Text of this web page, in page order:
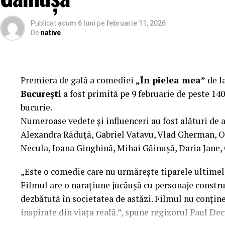
Vrei să faci primul pas? Îl poți face gratuit, în
Pentru a susține publicul în adoptarea unor
Inspectoratului de Jandarmerie Brașov – precum
au susținut proiectul. Împreună am reușit să
trebuie să devină o prioritate pentru întreaga
Conducerea defensivă și
profesioniști
Pe parcursul evenimentului, participanții au avut
auto, specialiști în conducere defensivă și piloți
dintre condusul sportiv și comportamentul
poziționarea, frânarea, utilizarea oglinzilor și
Abia după aceea ar trebui făcut pasul către
înțelegerea sistemelor de siguranță ale mașinii:
împreună cu centura de siguranță, iar fără centură
Publicat acum 6 luni pe februarie 11, 2026
De native
Premiera de gală a comediei „În pielea mea” de
București a fost primită pe 9 februarie de peste
bucurie.
Numeroase vedete și influenceri au fost alături de
Alexandra Răduță, Gabriel Vatavu, Vlad Gherman,
Necula, Ioana Ginghină, Mihai Găinușă, Daria
„Este o comedie care nu urmărește tiparele
Filmul are o narațiune jucăușă cu personaje
dezbătută în societatea de astăzi. Filmul nu
inspirate din viața reală.”, spune regizorul Paul